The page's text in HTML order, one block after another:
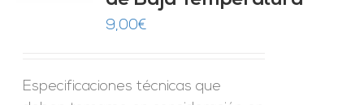
9,00€
Especificaciones técnicas que